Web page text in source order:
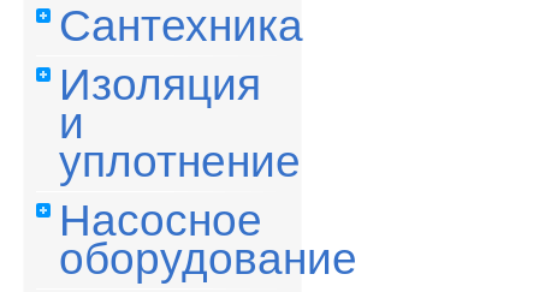
Сантехника
Изоляция
и
уплотнение
Насосное
оборудование